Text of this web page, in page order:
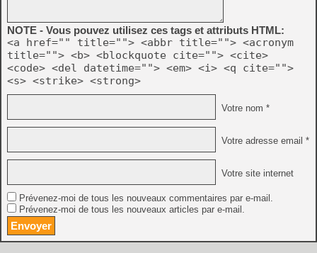
NOTE - Vous pouvez utilisez ces tags et attributs HTML:
<a href="" title=""> <abbr title=""> <acronym
title=""> <b> <blockquote cite=""> <cite>
<code> <del datetime=""> <em> <i> <q cite="">
<s> <strike> <strong>
Votre nom *
Votre adresse email *
Votre site internet
Prévenez-moi de tous les nouveaux commentaires par e-mail.
Prévenez-moi de tous les nouveaux articles par e-mail.